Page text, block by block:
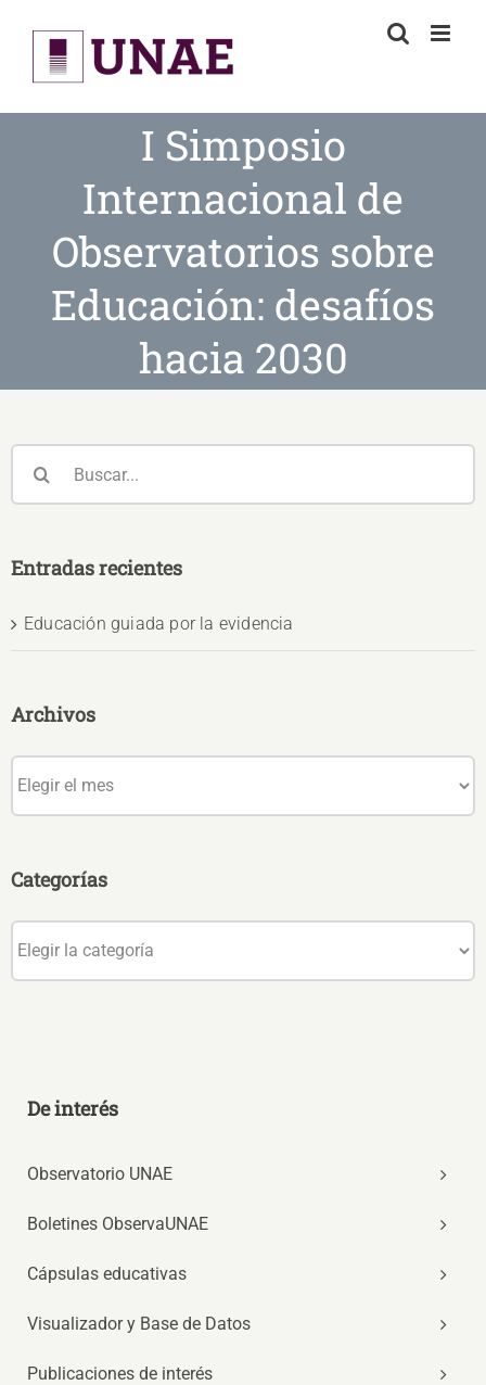
content
I Simposio
Internacional de
Observatorios sobre
Educación: desafíos
hacia 2030
De interés
Observatorio UNAE
Boletines ObservaUNAE
Cápsulas educativas
Visualizador y Base de Datos
Publicaciones de interés
Entradas recientes
Educación guiada por la evidencia
Archivos
Categorías